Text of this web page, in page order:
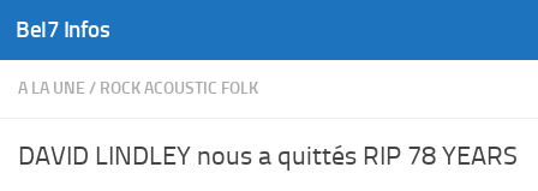
Skip to content
Bel7 Infos
A LA UNE / ROCK ACOUSTIC FOLK
DAVID LINDLEY nous a quittés RIP 78 YEARS